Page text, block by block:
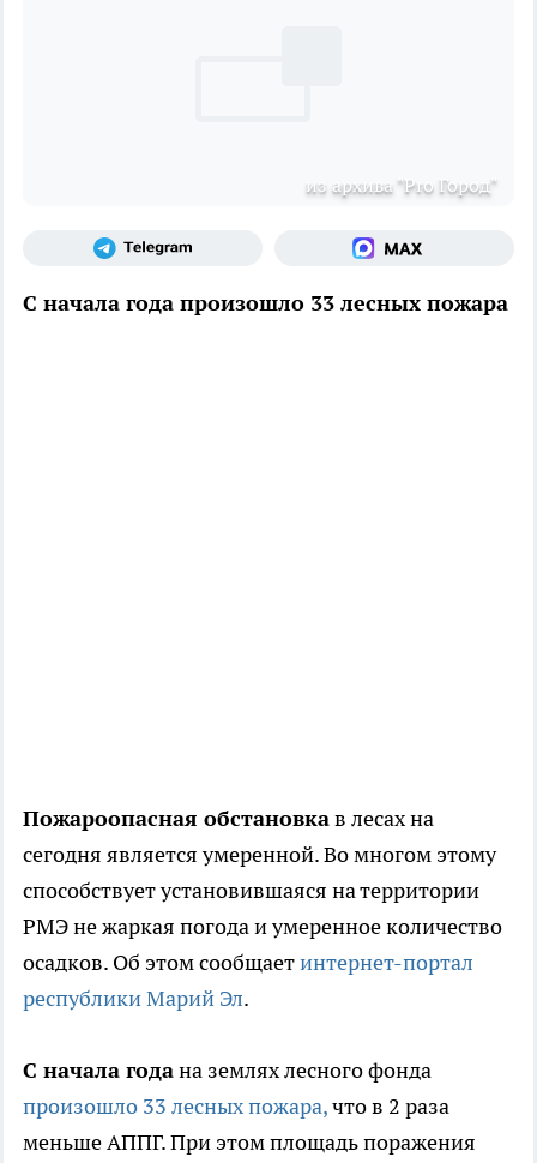
из архива "Pro Город"
С начала года произошло 33 лесных пожара
Пожароопасная обстановкав лесах на
сегодня является умеренной. Во многом этому
способствует установившаяся на территории
РМЭ не жаркая погода и умеренное количество
осадков. Об этом сообщаетинтернет-портал
республики Марий Эл.
С начала годана землях лесного фонда
произошло 33 лесных пожара,что в 2 раза
меньше АППГ. При этом площадь поражения